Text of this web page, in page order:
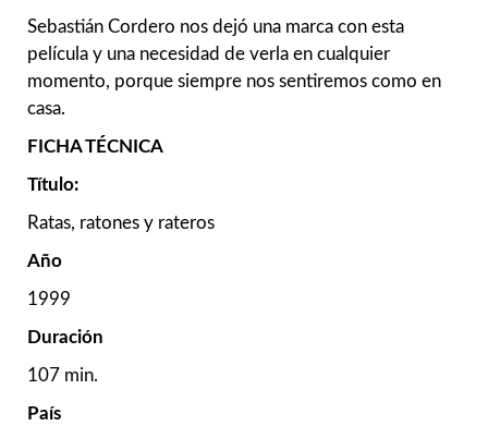
Sebastián Cordero nos dejó una marca con esta
película y una necesidad de verla en cualquier
momento, porque siempre nos sentiremos como en
casa.
FICHA TÉCNICA
Título:
Ratas, ratones y rateros
Año
1999
Duración
107 min.
País